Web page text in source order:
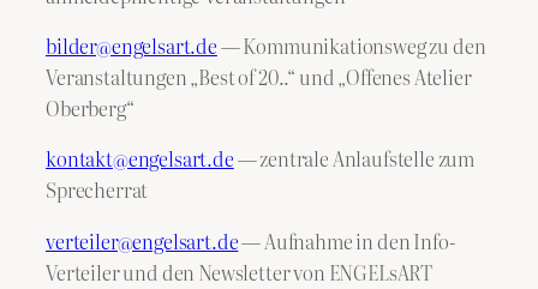
bilder@engelsart.de— Kommunikationsweg zu den
Veranstaltungen „Best of 20..“ und „Offenes Atelier
Oberberg“
kontakt@engelsart.de— zentrale Anlaufstelle zum
Sprecherrat
verteiler@engelsart.de— Aufnahme in den Info-
Verteiler und den Newsletter von ENGELsART